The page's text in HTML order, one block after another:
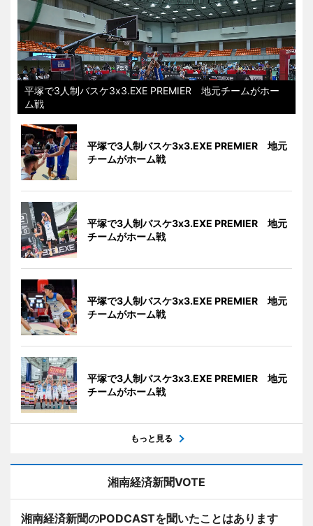
平塚で3人制バスケ3x3.EXE PREMIER 地元チームがホー
ム戦
平塚で3人制バスケ3x3.EXE PREMIER 地元
チームがホーム戦
平塚で3人制バスケ3x3.EXE PREMIER 地元
チームがホーム戦
平塚で3人制バスケ3x3.EXE PREMIER 地元
チームがホーム戦
平塚で3人制バスケ3x3.EXE PREMIER 地元
チームがホーム戦
もっと見る
湘南経済新聞VOTE
湘南経済新聞のPODCASTを聞いたことはあります